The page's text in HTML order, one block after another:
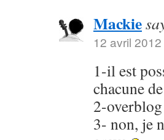
Mackie
12 avril
1-il est
chacune
2-
3- non, je